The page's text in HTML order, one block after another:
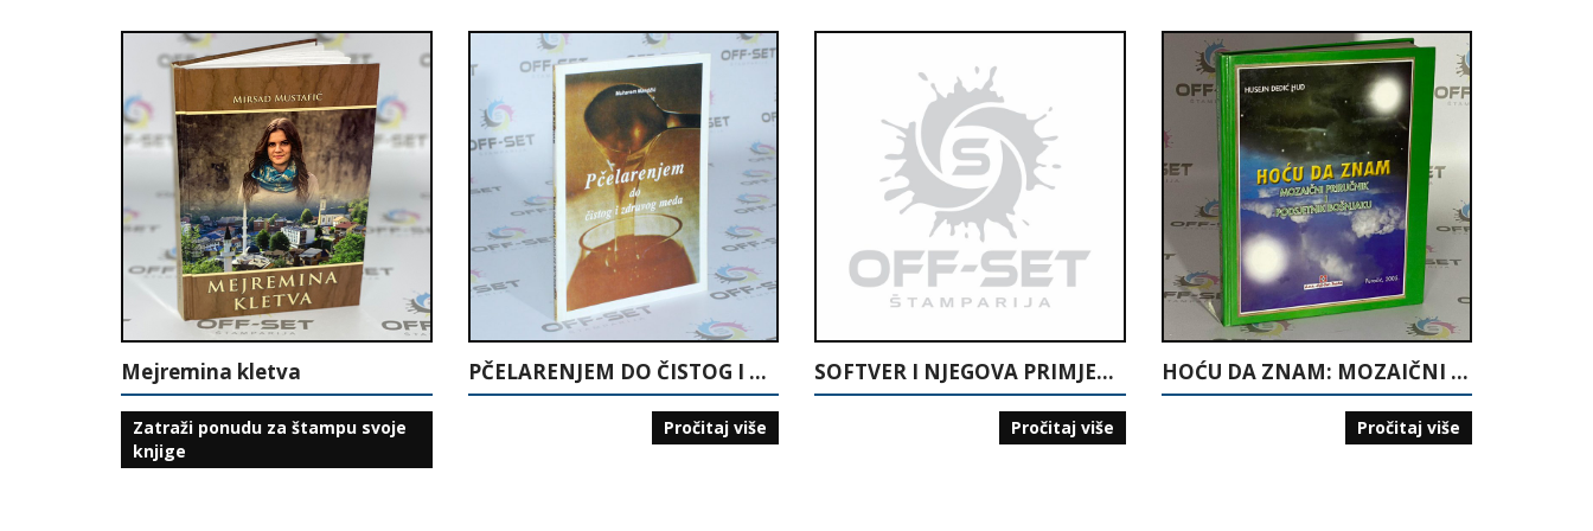
Mejremina kletva
Zatraži ponudu za štampu svoje
knjige
PČELARENJEM DO ČISTOG I ZDRAVOG MEDA
Pročitaj više
SOFTVER I NJEGOVA PRIMJENA
Pročitaj više
HOĆU DA ZNAM: MOZAIČNI PRIRUČNIK I PODSJETNIK BOŠNJAKU
Pročitaj više